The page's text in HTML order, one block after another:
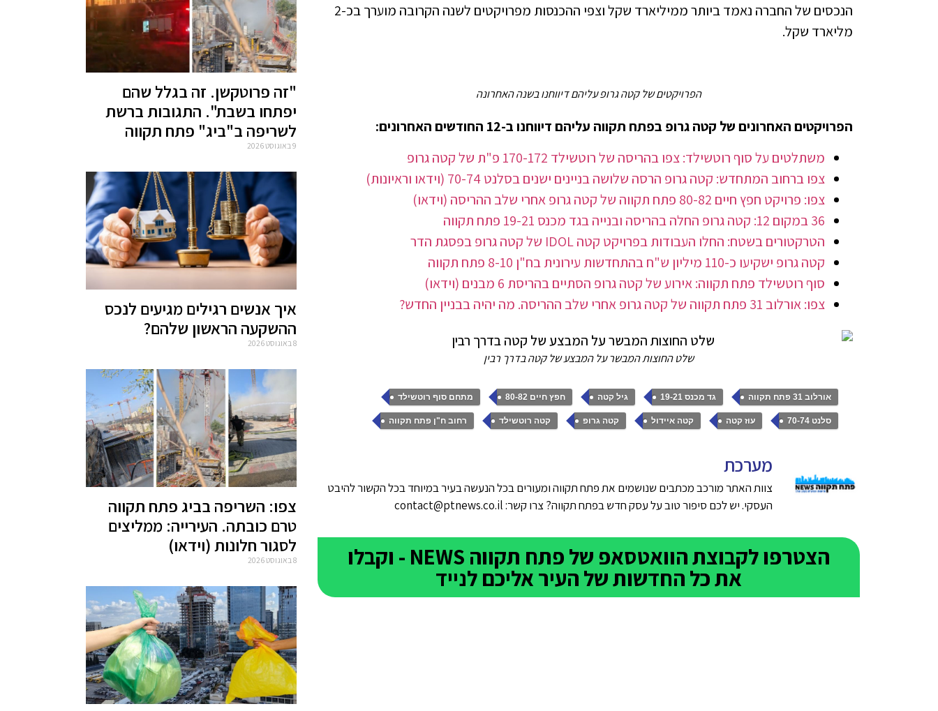
הנכסים של החברה נאמד ביותר ממיליארד שקל וצפי ההכנסות מפרויקטים לשנה הקרובה מוערך בכ-2
מליארד שקל.
הפרויקטים של קטה גרופ עליהם דיווחנו בשנה האחרונה
הפרויקטים האחרונים של קטה גרופ בפתח תקווה עליהם דיווחנו ב-12 החודשים האחרונים:
משתלטים על סוף רוטשילד: צפו בהריסה של רוטשילד 170-172 פ"ת של קטה גרופ
צפו ברחוב המתחדש: קטה גרופ הרסה שלושה בניינים ישנים בסלנט 70-74 (וידאו וראיונות)
צפו: פרויקט חפץ חיים 80-82 פתח תקווה של קטה גרופ אחרי שלב ההריסה (וידאו)
36 במקום 12: קטה גרופ החלה בהריסה ובנייה בגד מכנס 19-21 פתח תקווה
הטרקטורים בשטח: החלו העבודות בפרויקט קטה IDOL של קטה גרופ בפסגת הדר
קטה גרופ ישקיעו כ-110 מיליון ש"ח בהתחדשות עירונית בח"ן 8-10 פתח תקווה
סוף רוטשילד פתח תקווה: אירוע של קטה גרופ הסתיים בהריסת 6 מבנים (וידאו)
צפו: אורלוב 31 פתח תקווה של קטה גרופ אחרי שלב ההריסה. מה יהיה בבניין החדש?
שלט החוצות המבשר על המבצע של קטה בדרך רבין
אורלוב 31 פתח תקווה , גד מכנס 19-21 , גיל קטה , חפץ חיים 80-82 , מתחם סוף רוטשילד ,
סלנט 70-74 , עוז קטה , קטה איידול , קטה גרופ , קטה רוטשילד , רחוב ח"ן פתח תקווה
מערכת
צוות האתר מורכב מכתבים שנושמים את פתח תקווה ומעורים בכל הנעשה בעיר במיוחד בכל הקשור להיבט
העסקי. יש לכם סיפור טוב על עסק חדש בפתח תקווה? צרו קשר: contact@ptnews.co.il
הצטרפו לקבוצת הוואטסאפ של פתח תקווה NEWS - וקבלו
את כל החדשות של העיר אליכם לנייד
"זה פרוטקשן. זה בגלל שהם
יפתחו בשבת". התגובות ברשת
לשריפה ב"ביג" פתח תקווה
9 באוגוסט 2026
איך אנשים רגילים מגיעים לנכס
ההשקעה הראשון שלהם?
8 באוגוסט 2026
צפו: השריפה בביג פתח תקווה
טרם כובתה. העירייה: ממליצים
לסגור חלונות (וידאו)
8 באוגוסט 2026